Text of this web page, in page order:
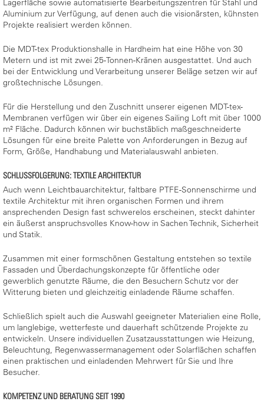
Lagerfläche sowie automatisierte Bearbeitungszentren für Stahl und
Aluminium zur Verfügung, auf denen auch die visionärsten, kühnsten
Projekte realisiert werden können.
Die MDT-tex Produktionshalle in Hardheim hat eine Höhe von 30
Metern und ist mit zwei 25-Tonnen-Kränen ausgestattet. Und auch
bei der Entwicklung und Verarbeitung unserer Beläge setzen wir auf
großtechnische Lösungen.
Für die Herstellung und den Zuschnitt unserer eigenen MDT-tex-
Membranen verfügen wir über ein eigenes Sailing Loft mit über 1000
m² Fläche. Dadurch können wir buchstäblich maßgeschneiderte
Lösungen für eine breite Palette von Anforderungen in Bezug auf
Form, Größe, Handhabung und Materialauswahl anbieten.
SCHLUSSFOLGERUNG: TEXTILE ARCHITEKTUR
Auch wenn Leichtbauarchitektur, faltbare PTFE-Sonnenschirme und
textile Architektur mit ihren organischen Formen und ihrem
ansprechenden Design fast schwerelos erscheinen, steckt dahinter
ein äußerst anspruchsvolles Know-how in Sachen Technik, Sicherheit
und Statik.
Zusammen mit einer formschönen Gestaltung entstehen so textile
Fassaden und Überdachungskonzepte für öffentliche oder
gewerblich genutzte Räume, die den Besuchern Schutz vor der
Witterung bieten und gleichzeitig einladende Räume schaffen.
Schließlich spielt auch die Auswahl geeigneter Materialien eine Rolle,
um langlebige, wetterfeste und dauerhaft schützende Projekte zu
entwickeln. Unsere individuellen Zusatzausstattungen wie Heizung,
Beleuchtung, Regenwassermanagement oder Solarflächen schaffen
einen praktischen und einladenden Mehrwert für Sie und Ihre
Besucher.
KOMPETENZ UND BERATUNG SEIT 1990